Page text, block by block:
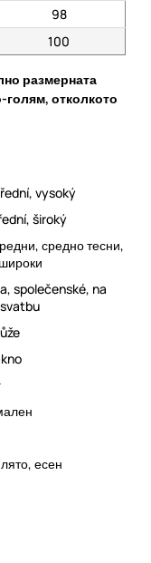
98
100
размерната
отколкото
vysoký
široký
средно тесни,
společenské, na
есен